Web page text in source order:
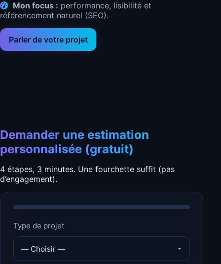
Mon focus : performance, lisibilité et
référencement naturel (SEO).
Parler de votre projet
Demander une estimation
personnalisée (gratuit)
4 étapes, 3 minutes. Une fourchette suffit (pas
d’engagement).
Type de projet